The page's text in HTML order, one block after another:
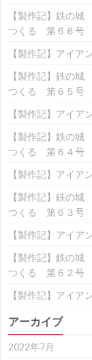
【製作記】鉄の
つくる 第６６号
【製作記】アイ
【製作記】鉄の
つくる 第６５号
【製作記】アイ
【製作記】鉄の
つくる 第６４号
【製作記】アイ
【製作記】鉄の
つくる 第６３号
【製作記】アイ
【製作記】鉄の
つくる 第６２号
【製作記】アイ
アーカイブ
2022年7月